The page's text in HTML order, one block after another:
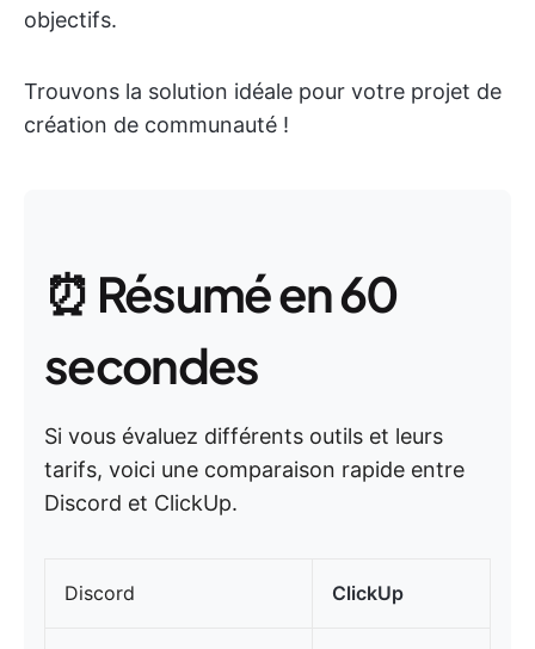
objectifs.
Trouvons la solution idéale pour votre projet de
création de communauté !
⏰ Résumé en 60
secondes
Si vous évaluez différents outils et leurs
tarifs, voici une comparaison rapide entre
Discord et ClickUp.
Discord ClickUp